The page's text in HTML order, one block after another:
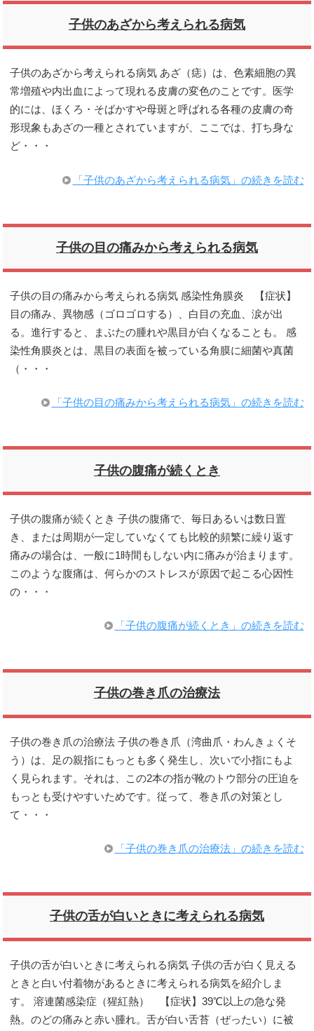
子供のあざから考えられる病気
子供のあざから考えられる病気 あざ（痣）は、色素細胞の異
常増殖や内出血によって現れる皮膚の変色のことです。医学
的には、ほくろ・そばかすや母斑と呼ばれる各種の皮膚の奇
形現象もあざの一種とされていますが、ここでは、打ち身な
ど・・・
「子供のあざから考えられる病気」の続きを読む
子供の目の痛みから考えられる病気
子供の目の痛みから考えられる病気 感染性角膜炎 【症状】
目の痛み、異物感（ゴロゴロする）、白目の充血、涙が出
る。進行すると、まぶたの腫れや黒目が白くなることも。 感
染性角膜炎とは、黒目の表面を被っている角膜に細菌や真菌
（・・・
「子供の目の痛みから考えられる病気」の続きを読む
子供の腹痛が続くとき
子供の腹痛が続くとき 子供の腹痛で、毎日あるいは数日置
き、または周期が一定していなくても比較的頻繁に繰り返す
痛みの場合は、一般に1時間もしない内に痛みが治まります。
このような腹痛は、何らかのストレスが原因で起こる心因性
の・・・
「子供の腹痛が続くとき」の続きを読む
子供の巻き爪の治療法
子供の巻き爪の治療法 子供の巻き爪（湾曲爪・わんきょくそ
う）は、足の親指にもっとも多く発生し、次いで小指にもよ
く見られます。それは、この2本の指が靴のトウ部分の圧迫を
もっとも受けやすいためです。従って、巻き爪の対策とし
て・・・
「子供の巻き爪の治療法」の続きを読む
子供の舌が白いときに考えられる病気
子供の舌が白いときに考えられる病気 子供の舌が白く見える
ときと白い付着物があるときに考えられる病気を紹介しま
す。 溶連菌感染症（猩紅熱） 【症状】39℃以上の急な発
熱。のどの痛みと赤い腫れ。舌が白い舌苔（ぜったい）に被